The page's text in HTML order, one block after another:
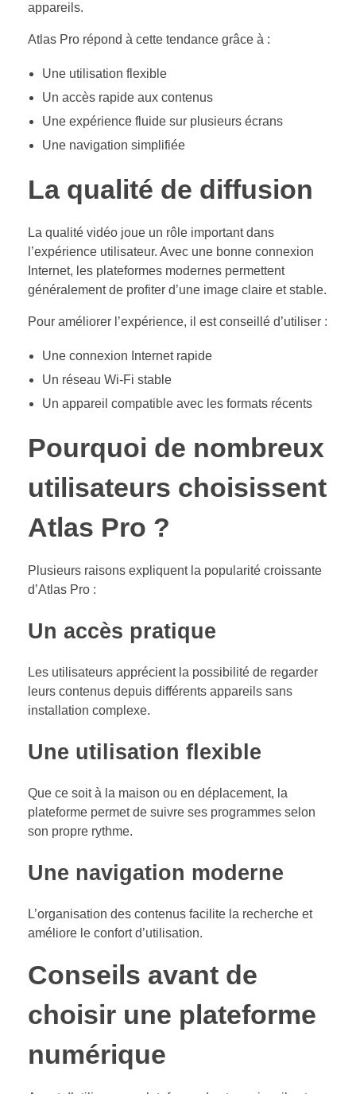
appareils.
Atlas Pro répond à cette tendance grâce à :
Une utilisation flexible
Un accès rapide aux contenus
Une expérience fluide sur plusieurs écrans
Une navigation simplifiée
La qualité de diffusion
La qualité vidéo joue un rôle important dans
l’expérience utilisateur. Avec une bonne connexion
Internet, les plateformes modernes permettent
généralement de profiter d’une image claire et stable.
Pour améliorer l’expérience, il est conseillé d’utiliser :
Une connexion Internet rapide
Un réseau Wi-Fi stable
Un appareil compatible avec les formats récents
Pourquoi de nombreux
utilisateurs choisissent
Atlas Pro ?
Plusieurs raisons expliquent la popularité croissante
d’Atlas Pro :
Un accès pratique
Les utilisateurs apprécient la possibilité de regarder
leurs contenus depuis différents appareils sans
installation complexe.
Une utilisation flexible
Que ce soit à la maison ou en déplacement, la
plateforme permet de suivre ses programmes selon
son propre rythme.
Une navigation moderne
L’organisation des contenus facilite la recherche et
améliore le confort d’utilisation.
Conseils avant de
choisir une plateforme
numérique